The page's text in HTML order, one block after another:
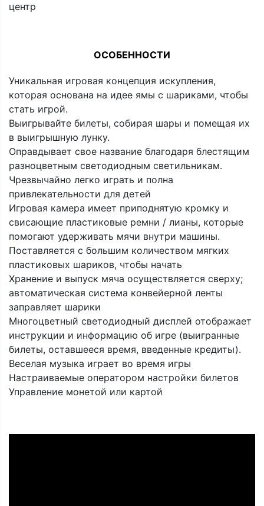
центр
ОСОБЕННОСТИ
Уникальная игровая концепция искупления,
которая основана на идее ямы с шариками, чтобы
стать игрой.
Выигрывайте билеты, собирая шары и помещая их
в выигрышную лунку.
Оправдывает свое название благодаря блестящим
разноцветным светодиодным светильникам.
Чрезвычайно легко играть и полна
привлекательности для детей
Игровая камера имеет приподнятую кромку и
свисающие пластиковые ремни / лианы, которые
помогают удерживать мячи внутри машины.
Поставляется с большим количеством мягких
пластиковых шариков, чтобы начать
Хранение и выпуск мяча осуществляется сверху;
автоматическая система конвейерной ленты
заправляет шарики
Многоцветный светодиодный дисплей отображает
инструкции и информацию об игре (выигранные
билеты, оставшееся время, введенные кредиты).
Веселая музыка играет во время игры
Настраиваемые оператором настройки билетов
Управление монетой или картой